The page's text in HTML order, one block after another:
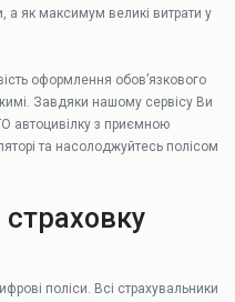
а як максимум великі витрати у
оформлення обовʼязкового
Завдяки нашому сервісу Ви
автоцивілку з приємною
та насолоджуйтесь полісом
поліси. Всі страхувальники